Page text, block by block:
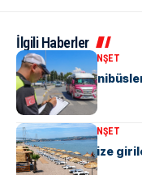
İlgili Haberler
KENT GÜNDEMI MANŞET
“M” Plakalı
KENT GÜNDEMIMANŞET
Yalova’da denize